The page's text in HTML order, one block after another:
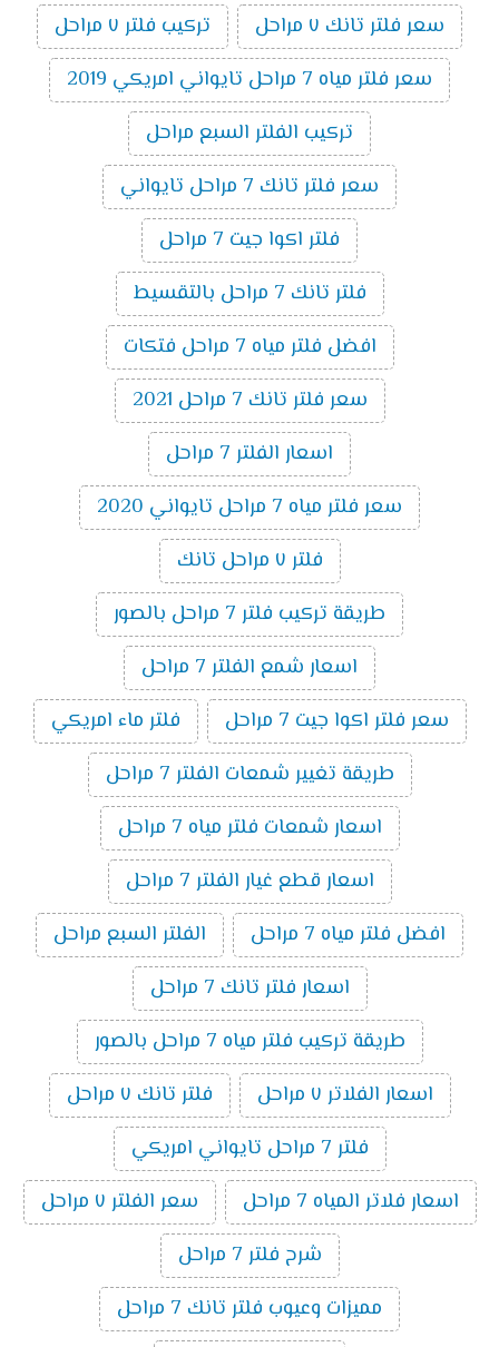
سعر فلتر تانك ٧ مراحل
تركيب فلتر ٧ مراحل
سعر فلتر مياه 7 مراحل تايواني امريكي 2019
تركيب الفلتر السبع مراحل
سعر فلتر تانك 7 مراحل تايواني
فلتر اكوا جيت 7 مراحل
فلتر تانك 7 مراحل بالتقسيط
افضل فلتر مياه 7 مراحل فتكات
سعر فلتر تانك 7 مراحل 2021
اسعار الفلتر 7 مراحل
سعر فلتر مياه 7 مراحل تايواني 2020
فلتر ٧ مراحل تانك
طريقة تركيب فلتر 7 مراحل بالصور
اسعار شمع الفلتر 7 مراحل
سعر فلتر اكوا جيت 7 مراحل
فلتر ماء امريكي
طريقة تغيير شمعات الفلتر 7 مراحل
اسعار شمعات فلتر مياه 7 مراحل
اسعار قطع غيار الفلتر 7 مراحل
افضل فلتر مياه 7 مراحل
الفلتر السبع مراحل
اسعار فلتر تانك 7 مراحل
طريقة تركيب فلتر مياه 7 مراحل بالصور
اسعار الفلاتر ٧ مراحل
فلتر تانك ٧ مراحل
فلتر 7 مراحل تايواني امريكي
اسعار فلاتر المياه 7 مراحل
سعر الفلتر ٧ مراحل
شرح فلتر 7 مراحل
مميزات وعيوب فلتر تانك 7 مراحل